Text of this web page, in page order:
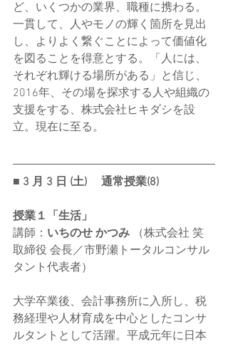
ど、いくつかの業界、職種に携わる。
一貫して、人やモノの輝く箇所を見出
し、よりよく繋ぐことによって価値化
を図ることを得意とする。「人には、
それぞれ輝ける場所がある」と信じ、
2016年、その場を探求する人や組織の
支援をする、株式会社ヒキダシを設
立。現在に至る。
■ 3 ⽉ 3 ⽇ (⼟) 　通常授業(8)
授業１「生活」
講師： いちのせ かつみ
（株式会社 笑
取締役 会長／市野瀬トータルコンサル
タント代表者）
大学卒業後、会計事務所に入所し、税
務経理や人材育成を中心としたコンサ
ルタントとして活躍。平成元年に日本